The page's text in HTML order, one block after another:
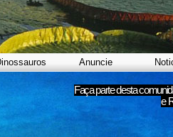
Anuncie
Faça parte desta
e